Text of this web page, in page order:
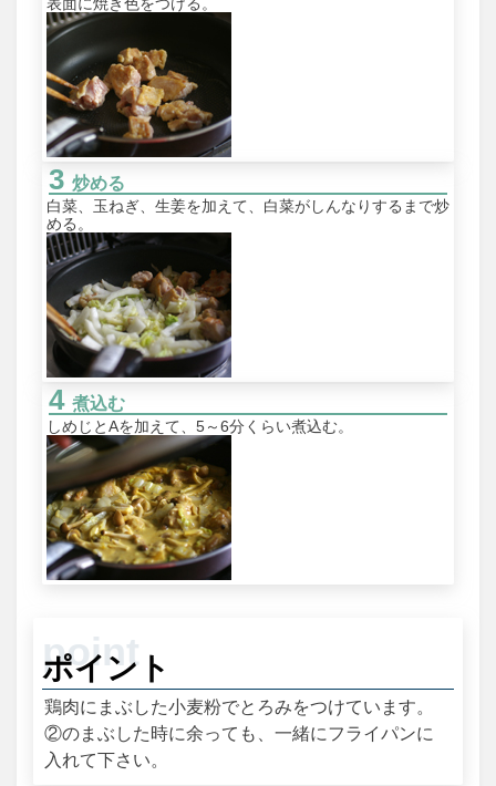
炒める
白菜、玉ねぎ、生姜を加えて、白菜がしんなりするまで炒
める。
煮込む
しめじとAを加えて、5～6分くらい煮込む。
ポイント
鶏肉にまぶした小麦粉でとろみをつけています。
②のまぶした時に余っても、一緒にフライパンに
入れて下さい。